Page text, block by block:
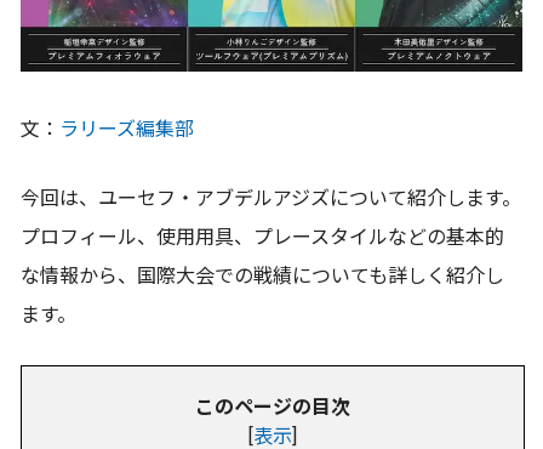
文： ラリーズ編集部
今回は、ユーセフ・アブデルアジズについて紹介します。
プロフィール、使用用具、プレースタイルなどの基本的
な情報から、国際大会での戦績についても詳しく紹介し
ます。
このページの目次
[表示]